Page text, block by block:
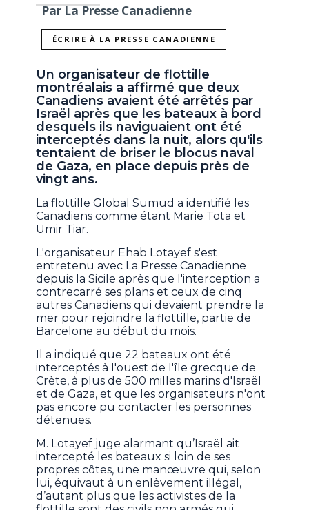
Par La Presse Canadienne
ÉCRIRE À LA PRESSE CANADIENNE
Un organisateur de flottille
montréalais a affirmé que deux
Canadiens avaient été arrêtés par
Israël après que les bateaux à bord
desquels ils naviguaient ont été
interceptés dans la nuit, alors qu'ils
tentaient de briser le blocus naval
de Gaza, en place depuis près de
vingt ans.
La flottille Global Sumud a identifié les
Canadiens comme étant Marie Tota et
Umir Tiar.
L'organisateur Ehab Lotayef s'est
entretenu avec La Presse Canadienne
depuis la Sicile après que l'interception a
contrecarré ses plans et ceux de cinq
autres Canadiens qui devaient prendre la
mer pour rejoindre la flottille, partie de
Barcelone au début du mois.
Il a indiqué que 22 bateaux ont été
interceptés à l'ouest de l'île grecque de
Crète, à plus de 500 milles marins d'Israël
et de Gaza, et que les organisateurs n'ont
pas encore pu contacter les personnes
détenues.
M. Lotayef juge alarmant qu’Israël ait
intercepté les bateaux si loin de ses
propres côtes, une manœuvre qui, selon
lui, équivaut à un enlèvement illégal,
d’autant plus que les activistes de la